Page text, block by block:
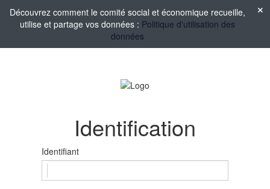
Découvrez comment le comité social et économique recueille,
utilise et partage vos données : Politique d'utilisation des
données
Identification
Identifiant